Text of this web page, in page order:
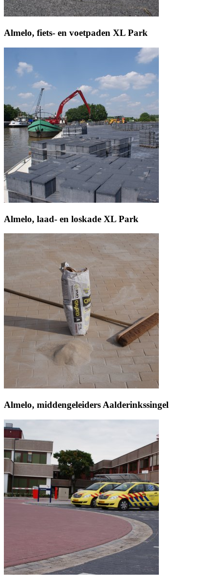
Almelo, fiets- en voetpaden XL Park
Almelo, laad- en loskade XL Park
Almelo, middengeleiders Aalderinkssingel